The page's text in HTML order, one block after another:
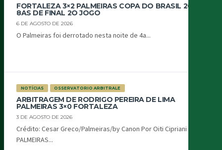
FORTALEZA 3×2 PALMEIRAS COPA DO BRASIL 2026
8AS DE FINAL 2O JOGO
6 DE AGOSTO DE 2026
O Palmeiras foi derrotado nesta noite de 4a...
NOTÍCIAS OSSERVATORIO ARBITRALE
ARBITRAGEM DE RODRIGO PEREIRA DE LIMA
PALMEIRAS 3×0 FORTALEZA
3 DE AGOSTO DE 2026
Crédito: Cesar Greco/Palmeiras/by Canon Por Oiti Cipriani
PALMEIRAS...